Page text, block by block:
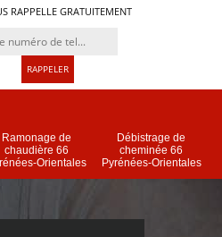
RAPPELLE GRATUITEMENT
Ramonage de
chaudière 66
Orientales
Débistrage de
cheminée 66
Pyrénées-Orientales